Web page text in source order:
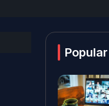
Popular